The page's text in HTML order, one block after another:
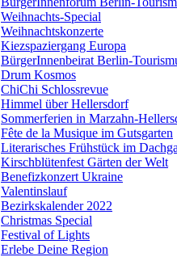
Weihnachts-Special
Weihnachtskonzerte
Kiezspaziergang Europa
BürgerInnenbeirat Berlin-
Drum Kosmos
ChiChi Schlossrevue
Himmel über Hellersdorf
Sommerferien in Marzahn-
Fête de la Musique im Gutsgarten
Literarisches Frühstück im
Kirschblütenfest Gärten der Welt
Benefizkonzert Ukraine
Valentinslauf
Bezirkskalender 2022
Christmas Special
Festival of Lights
Erlebe Deine Region